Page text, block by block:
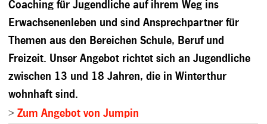
Coaching für Jugendliche auf ihrem Weg ins
Erwachsenenleben und sind Ansprechpartner für
Themen aus den Bereichen Schule, Beruf und
Freizeit. Unser Angebot richtet sich an Jugendliche
zwischen 13 und 18 Jahren, die in Winterthur
wohnhaft sind.
>Zum Angebot von Jumpin